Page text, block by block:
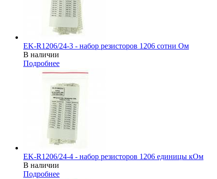
EK-R1206/24-3 - набор резисторов 1206 сотни Ом
В наличии
Подробнее
EK-R1206/24-4 - набор резисторов 1206 единицы кОм
В наличии
Подробнее